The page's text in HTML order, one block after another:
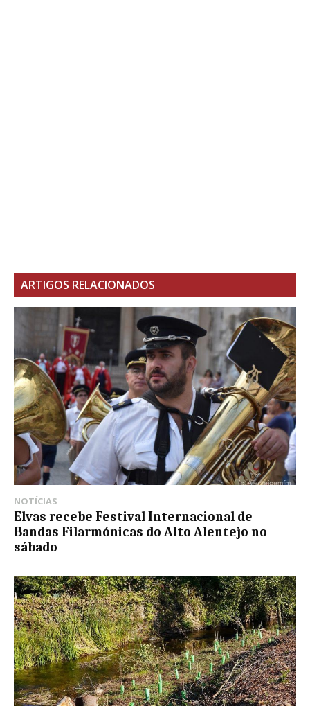
ARTIGOS RELACIONADOS
NOTÍCIAS
Elvas recebe Festival Internacional de
Bandas Filarmónicas do Alto Alentejo no
sábado